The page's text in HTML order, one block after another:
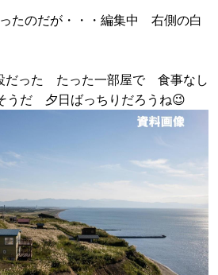
たのだが・・・編集中 右側の白
だった たった一部屋で 食事なし
うだ 夕日ばっちりだろうね😉